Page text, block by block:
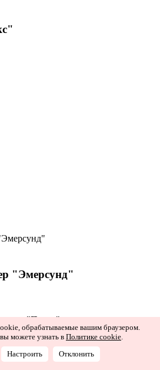
"Эмерсунд"
зеркалом "Порто"
обрабатываемые вашим браузером.
можете узнать в Политике cookie.
Настроить Отклонить